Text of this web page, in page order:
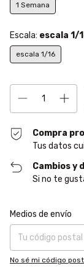
1 Semana
Escala: escala 1/
escala 1/16
Compra
Tus datos
Cambios y
Si no te
Entregas para el CP:
Medios de envío
No sé mi código